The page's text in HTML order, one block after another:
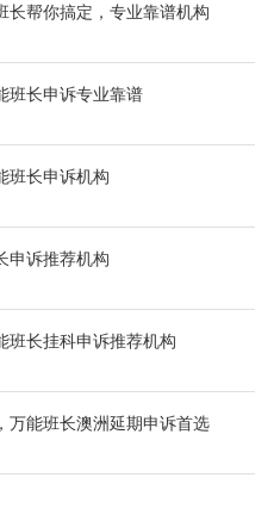
长帮你搞定，专业靠谱机构
班长申诉专业靠谱
班长申诉机构
申诉推荐机构
班长挂科申诉推荐机构
万能班长澳洲延期申诉首选